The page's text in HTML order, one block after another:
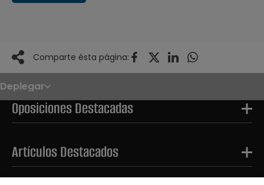
Comparte ésta página:
Deplegar
Noticias
Oposiciones
Convocatorias
Paso paso
OPE 2026
Oposiciones Destacadas
Artículos Destacados